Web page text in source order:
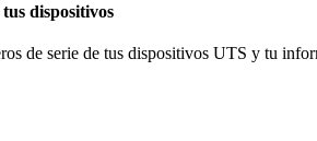
dispositivos
de serie de tus dispositivos UTS y tu